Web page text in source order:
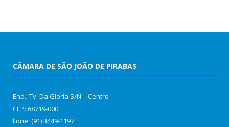
CÂMARA DE SÃO JOÃO DE PIRABAS
End.: Tv. Da Gloria S/N – Centro
CEP: 68719-000
Fone: (91) 3449-1197